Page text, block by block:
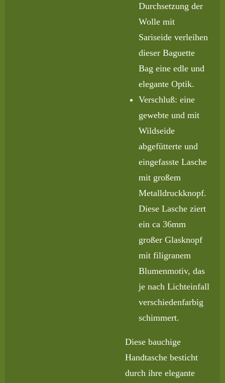
Durchsetzung der
Wolle mit
Sariseide verleihen
dieser Baguette
Bag eine edle und
elegante Optik.
Verschluß: eine
gewebte und mit
Wildseide
abgefütterte und
eingefasste Lasche
mit großem
Metalldruckknopf.
Diese Lasche ziert
ein ca 36mm
großer Glasknopf
mit filigranem
Blumenmotiv, das
je nach Lichteinfall
verschiedenfarbig
schimmert.
Diese bauchige
Handtasche besticht
durch ihre elegante